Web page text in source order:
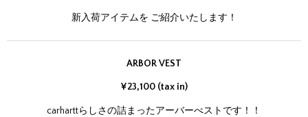
新入荷アイテムを ご紹介いたします！
ARBOR VEST
¥23,100 (tax in)
carharttらしさの詰まったアーバーべストです！！